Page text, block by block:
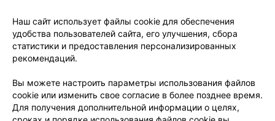
О проекте
Новости проекта
Размещение рекламы
Медицинский маркетинг
Публичный договор
Доставка
Способы оплаты
Вакансии
Партнеры
Написать руководителю 103.by
Наш сайт использует файлы cookie для обеспечения
удобства пользователей сайта, его улучшения, сбора
статистики и предоставления персонализированных
рекомендаций.
Вы можете настроить параметры использования файлов
cookie или изменить свое согласие в более позднее время.
Для получения дополнительной информации о целях,